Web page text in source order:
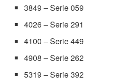
3849 – Serie 059
4026 – Serie 291
4100 – Serie 449
4908 – Serie 262
5319 – Serie 392